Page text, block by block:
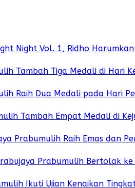
Night Vol. 1, Ridho
Tambah Tiga Medali di Hari
Raih Dua Medali pada Hari
Tambah Empat Medali di
Prabumulih Raih Emas dan
Prabumulih Bertolak ke
Ikuti Ujian Kenaikan